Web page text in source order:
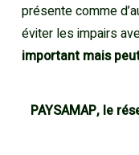
présente comme
éviter les impairs
important mais
PAYSAMAP, le